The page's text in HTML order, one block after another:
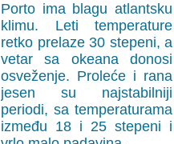
Porto ima blagu atlantsku
klimu. Leti temperature
retko prelaze 30 stepeni, a
vetar sa okeana donosi
osveženje. Proleće i rana
jesen su najstabilniji
periodi, sa temperaturama
između 18 i 25 stepeni i